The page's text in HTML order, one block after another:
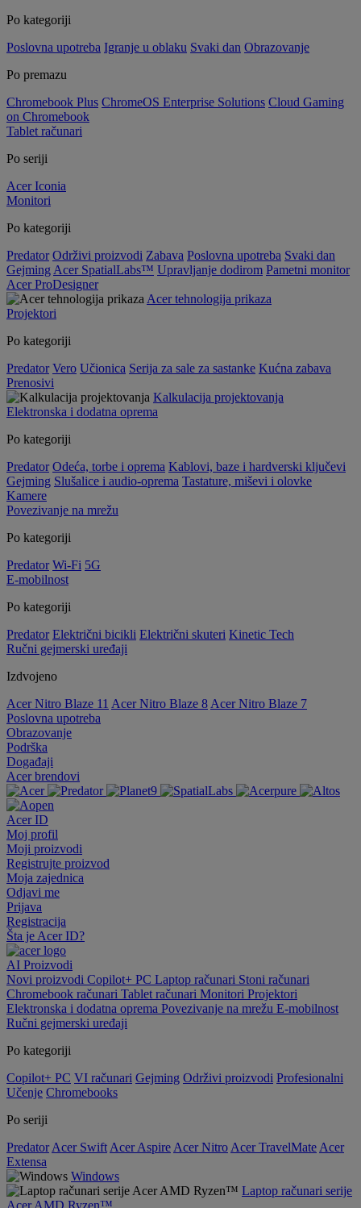
Po kategoriji
Poslovna upotreba Igranje u oblaku Svaki dan Obrazovanje
Po premazu
Chromebook Plus ChromeOS Enterprise Solutions Cloud Gaming
on Chromebook
Tablet računari
Po seriji
Acer Iconia
Monitori
Po kategoriji
Predator Održivi proizvodi Zabava Poslovna upotreba Svaki dan
Gejming Acer SpatialLabs™ Upravljanje dodirom Pametni monitor
Acer ProDesigner
Acer tehnologija prikaza
Projektori
Po kategoriji
Predator Vero Učionica Serija za sale za sastanke Kućna zabava
Prenosivi
Kalkulacija projektovanja
Elektronska i dodatna oprema
Po kategoriji
Predator Odeća, torbe i oprema Kablovi, baze i hardverski ključevi
Gejming Slušalice i audio-oprema Tastature, miševi i olovke
Kamere
Povezivanje na mrežu
Po kategoriji
Predator Wi-Fi 5G
E-mobilnost
Po kategoriji
Predator Električni bicikli Električni skuteri Kinetic Tech
Ručni gejmerski uređaji
Izdvojeno
Acer Nitro Blaze 11 Acer Nitro Blaze 8 Acer Nitro Blaze 7
Poslovna upotreba
Obrazovanje
Podrška
Događaji
Acer brendovi
Acer ID
Moj profil
Moji proizvodi
Registrujte proizvod
Moja zajednica
Odjavi me
Prijava
Registracija
Šta je Acer ID?
AI Proizvodi
Novi proizvodi Copilot+ PC Laptop računari Stoni računari
Chromebook računari Tablet računari Monitori Projektori
Elektronska i dodatna oprema Povezivanje na mrežu E-mobilnost
Ručni gejmerski uređaji
Po kategoriji
Copilot+ PC VI računari Gejming Održivi proizvodi Profesionalni
Učenje Chromebooks
Po seriji
Predator Acer Swift Acer Aspire Acer Nitro Acer TravelMate Acer
Extensa
Windows
Laptop računari serije
Acer AMD Ryzen™